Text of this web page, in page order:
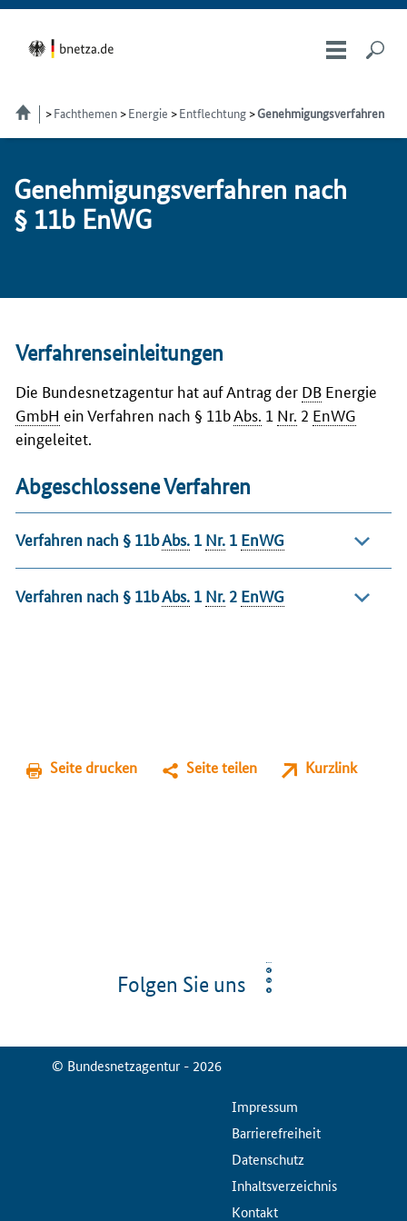
Fachthemen Energie Entflechtung Genehmigungsverfahren
Ge­neh­mi­gungs­ver­fah­ren nach
§ 11b En­WG
Verfahrenseinleitungen
Die Bundesnetzagentur hat auf Antrag der DB Energie
GmbH ein Verfahren nach § 11bAbs. 1 Nr. 2 EnWG
eingeleitet.
Abgeschlossene Verfahren
Verfahren nach § 11bAbs. 1 Nr. 1 EnWG
Verfahren nach § 11bAbs. 1 Nr. 2 EnWG
Seite drucken Seite teilen Kurzlink
Folgen Sie uns
© Bundesnetzagentur - 2026
ServiceMenuImpressum
Barrierefreiheit
Datenschutz
Inhaltsverzeichnis
Kontakt